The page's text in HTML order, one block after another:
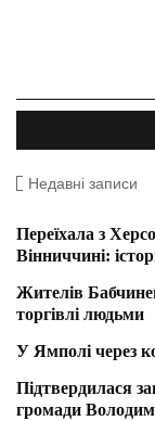
Недавні записи
Переїхала з
Вінниччині:
Жителів
торгівлі людьми
У Ямполі через
Підтвердилася
громади